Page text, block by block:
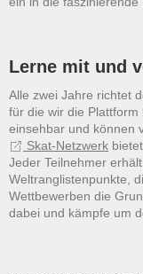
Lerne mit und
Alle zwei Jahre richtet
für die wir die
einsehbar und können
Skat-Netzwerk
Jeder Teilnehmer
Weltranglistenpunkte,
Wettbewerben die
dabei und kämpfe um